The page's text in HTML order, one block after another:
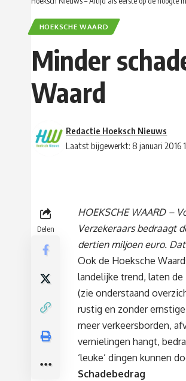
HOEKSCHE WAARD
Minder
Waard
Laatst bijgewerkt: 8 januari 2016
Redactie Hoeksch Nieuws
Delen
HOEKSCHE WAARD –
Verzekeraars bedraagt
dertien miljoen euro.
Ook de Hoeksche
landelijke trend, laten
(zie onderstaand
rustig en zonder
meer verkeersborden,
vernielingen hangt,
‘leuke’ dingen kunnen
Schadebedrag